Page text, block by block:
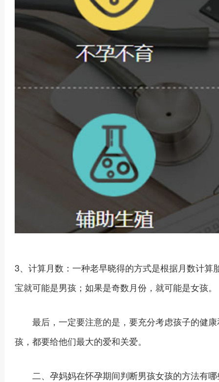
3、计算月数：一种老早晓得的方式是根据月数计算
宝就可能是男孩；如果是奇数月份，就可能是女孩。
最后，一定要注意的是，要充分考虑孩子的健康
孩，都要给他们最大的爱和关爱。
二、孕妈妈在怀孕期间判断男孩女孩的方法有哪